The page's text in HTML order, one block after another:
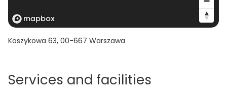
Koszykowa 63, 00-667 Warszawa
Services and facilities